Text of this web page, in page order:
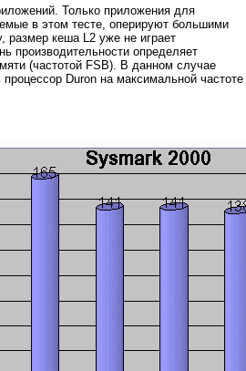
Только приложения для
в этом тесте, оперируют большими
размер кеша L2 уже не играет
производительности определяет
(частотой FSB). В данном случае
Duron на максимальной частоте